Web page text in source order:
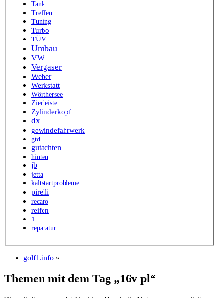
Tank
Treffen
Tuning
Turbo
TÜV
Umbau
VW
Vergaser
Weber
Werkstatt
Wörthersee
Zierleiste
Zylinderkopf
dx
gewindefahrwerk
gtd
gutachten
hinten
jb
jetta
kaltstartprobleme
pirelli
recaro
reifen
1
reparatur
golf1.info »
Themen mit dem Tag „16v pl“